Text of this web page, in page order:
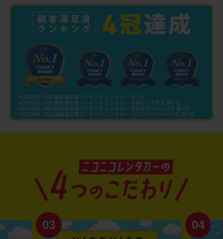
03 04